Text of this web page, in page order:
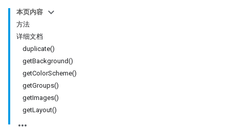
本页内容
方法
详细文档
duplicate()
getBackground()
getColorScheme()
getGroups()
getImages()
getLayout()